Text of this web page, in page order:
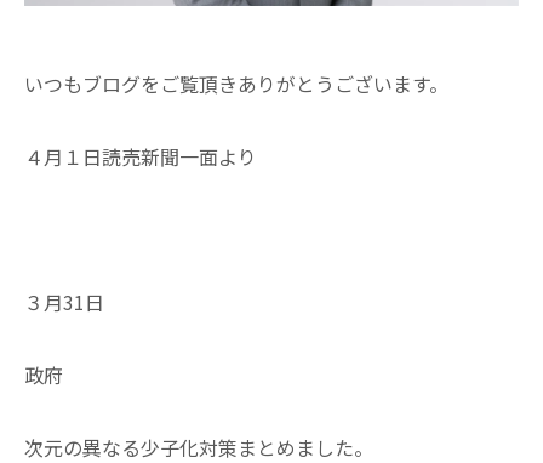
いつもブログをご覧頂きありがとうございます。
４月１日読売新聞一面より
３月31日
政府
次元の異なる少子化対策まとめました。